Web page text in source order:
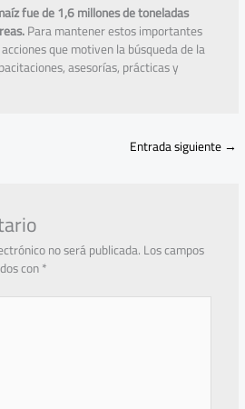
fue de 1,6 millones de toneladas
Para mantener estos importantes
que motiven la búsqueda de la
asesorías, prácticas y
Entrada siguiente→
no será publicada.Los campos
con*